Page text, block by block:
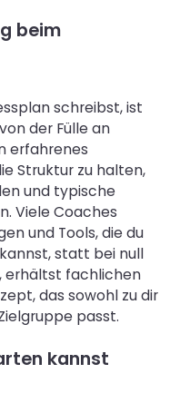
beim
schreibst, ist
der Fülle an
erfahrenes
Struktur zu halten,
und typische
Viele Coaches
und Tools, die du
statt bei null
erhältst fachlichen
das sowohl zu dir
passt.
kannst